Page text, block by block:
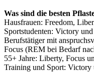
Was sind die besten
Hausfrauen: Freedom,
Sportstudenten: Victory
Berufstätiger mit
Focus (REM bei Bedarf
55+ Jahre: Liberty, Focus
Training und Sport: Victory